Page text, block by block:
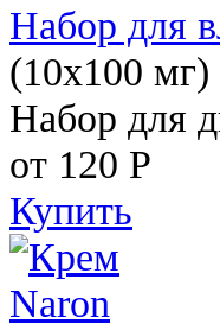
Набор для
(10х100 мг)
Набор для
от 120 Р
Купить